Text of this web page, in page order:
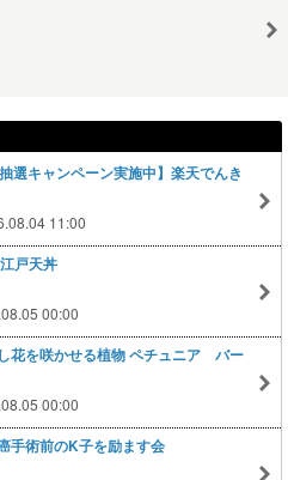
選キャンペーン実施中】楽天でんき
11:00
戸天丼
00:00
花を咲かせる植物 ペチュニア バー
00:00
手術前のK子を励ます会